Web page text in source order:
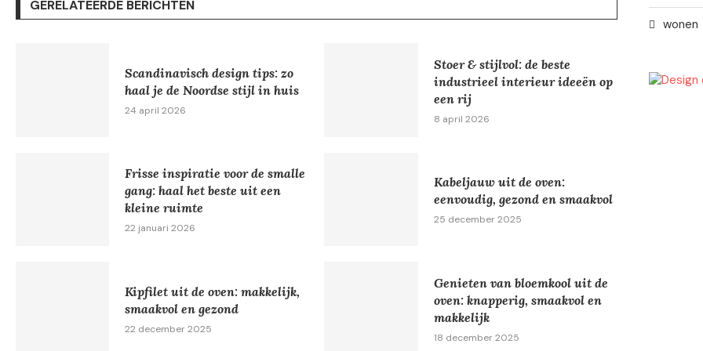
GERELATEERDE BERICHTEN
Scandinavisch design tips: zo
haal je de Noordse stijl in huis
24 april 2026
Stoer & stijlvol: de beste
industrieel interieur ideeën op
een rij
8 april 2026
Frisse inspiratie voor de smalle
gang: haal het beste uit een
kleine ruimte
22 januari 2026
Kabeljauw uit de oven:
eenvoudig, gezond en smaakvol
25 december 2025
Kipfilet uit de oven: makkelijk,
smaakvol en gezond
22 december 2025
Genieten van bloemkool uit de
oven: knapperig, smaakvol en
makkelijk
18 december 2025
wonen